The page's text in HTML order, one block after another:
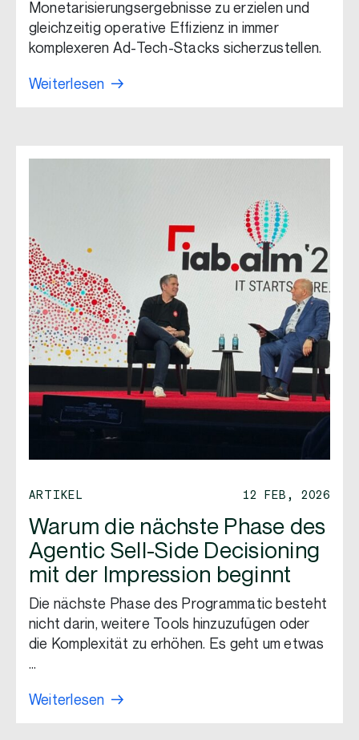
Monetarisierungsergebnisse zu erzielen und
gleichzeitig operative Effizienz in immer
komplexeren Ad-Tech-Stacks sicherzustellen.
Weiterlesen
ARTIKEL 12 FEB, 2026
Warum die nächste Phase des
Agentic Sell-Side Decisioning
mit der Impression beginnt
Die nächste Phase des Programmatic besteht
nicht darin, weitere Tools hinzuzufügen oder
die Komplexität zu erhöhen. Es geht um etwas
…
Weiterlesen